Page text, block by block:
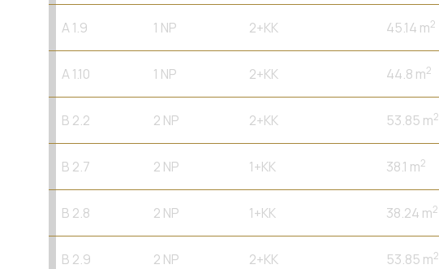
A 1.9 1 NP 2+KK 45.14 m2
A 1.10 1 NP 2+KK 44.8 m2
B 2.2 2 NP 2+KK 53.85 m2
B 2.7 2 NP 1+KK 38.1 m2
B 2.8 2 NP 1+KK 38.24 m2
B 2.9 2 NP 2+KK 53.85 m2